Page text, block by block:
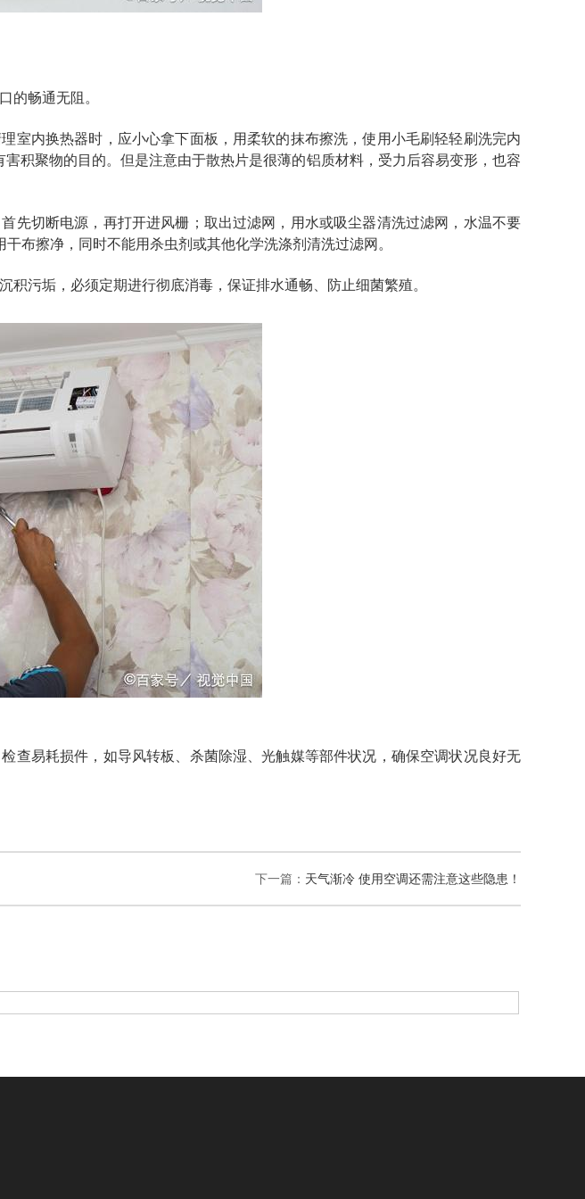
的畅通无阻。
室内换热器时，应小心拿下面板，用柔软的抹布擦洗，使用小毛刷轻轻刷洗完内
积聚物的目的。但是注意由于散热片是很薄的铝质材料，受力后容易变形，也容
先切断电源，再打开进风栅；取出过滤网，用水或吸尘器清洗过滤网，水温不要
布擦净，同时不能用杀虫剂或其他化学洗涤剂清洗过滤网。
污垢，必须定期进行彻底消毒，保证排水通畅、防止细菌繁殖。
查易耗损件，如导风转板、杀菌除湿、光触媒等部件状况，确保空调状况良好无
下一篇： 天气渐冷 使用空调还需注意这些隐患！